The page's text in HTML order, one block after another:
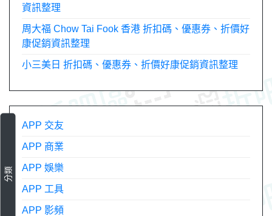
資訊整理
周大福 Chow Tai Fook 香港 折扣碼、優惠券、折價好
康促銷資訊整理
小三美日 折扣碼、優惠券、折價好康促銷資訊整理
分類
APP 交友
APP 商業
APP 娛樂
APP 工具
APP 影頻